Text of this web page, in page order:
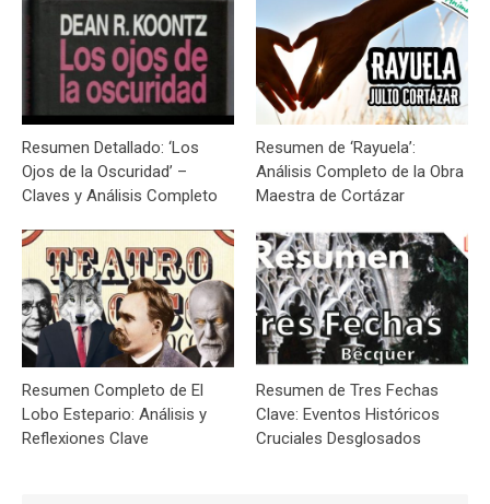
Resumen Detallado: ‘Los
Ojos de la Oscuridad’ –
Claves y Análisis Completo
Resumen de ‘Rayuela’:
Análisis Completo de la Obra
Maestra de Cortázar
Resumen Completo de El
Lobo Estepario: Análisis y
Reflexiones Clave
Resumen de Tres Fechas
Clave: Eventos Históricos
Cruciales Desglosados